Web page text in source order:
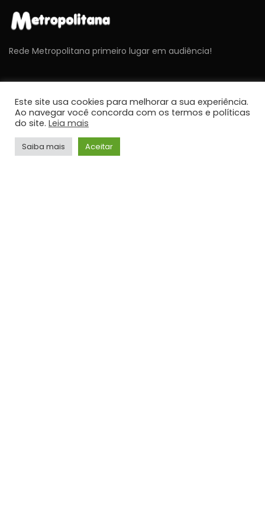
Rede Metropolitana primeiro lugar em audiência!
NOTÍCIAS
Cavex libera 2º lote de ingressos gratuitos para o
Sábado Aéreo 2026 em Taubaté
JORNALISMO
Este site usa cookies para melhorar a sua experiência.
Ao navegar você concorda com os termos e políticas
do site. Leia mais
Saiba mais Aceitar